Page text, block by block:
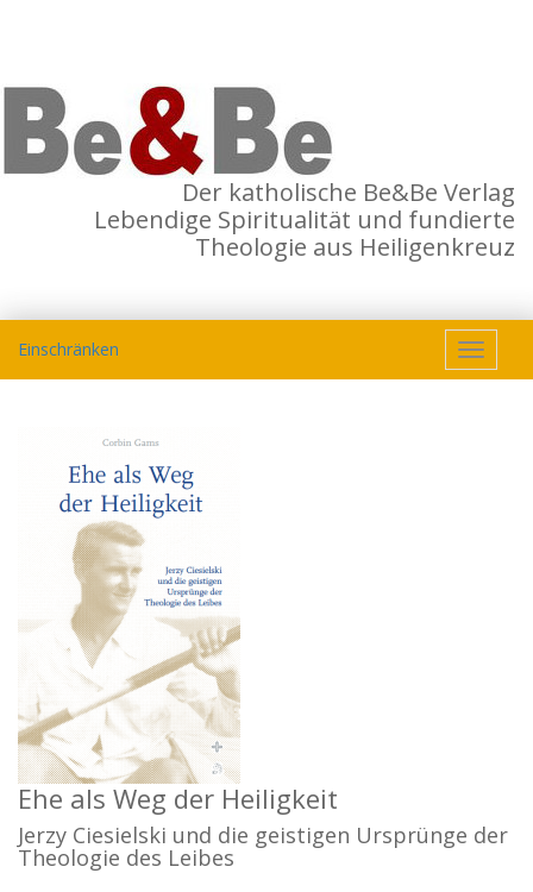
Der katholische Be&Be Verlag
Lebendige Spiritualität und fundierte
Theologie aus Heiligenkreuz
Einschränken
Toggle
Ehe als Weg der Heiligkeit
Jerzy Ciesielski und die geistigen Ursprünge der
Theologie des Leibes